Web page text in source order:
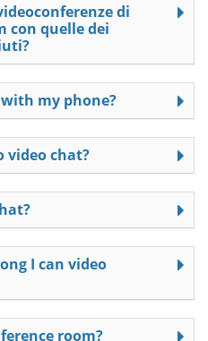
di
con quelle dei
with my phone?
video chat?
I can video
room?